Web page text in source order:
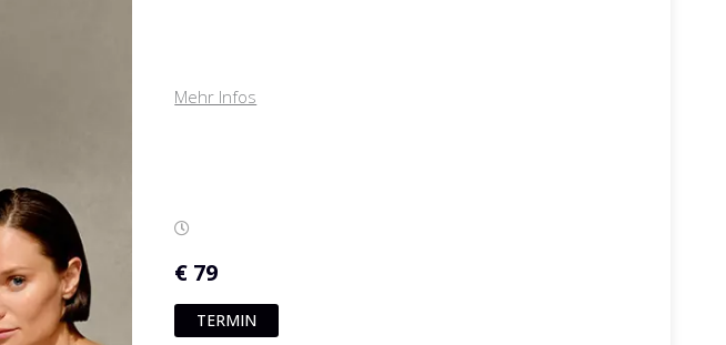
Mehr Infos
€ 79
TERMIN